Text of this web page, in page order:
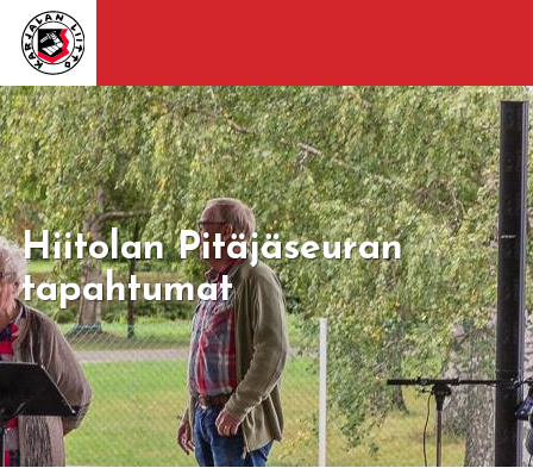
Hiitolan Pitäjäseuran
tapahtumat